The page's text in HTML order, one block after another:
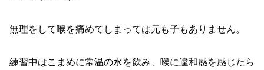
無理をして喉を痛めてしまっては元も子もありません。
練習中はこまめに常温の水を飲み、喉に違和感を感じたら